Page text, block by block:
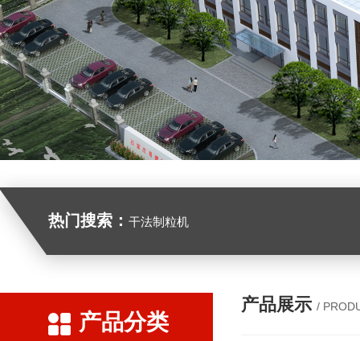
热门搜索： 干法制粒机
产品分类
产品展示 /